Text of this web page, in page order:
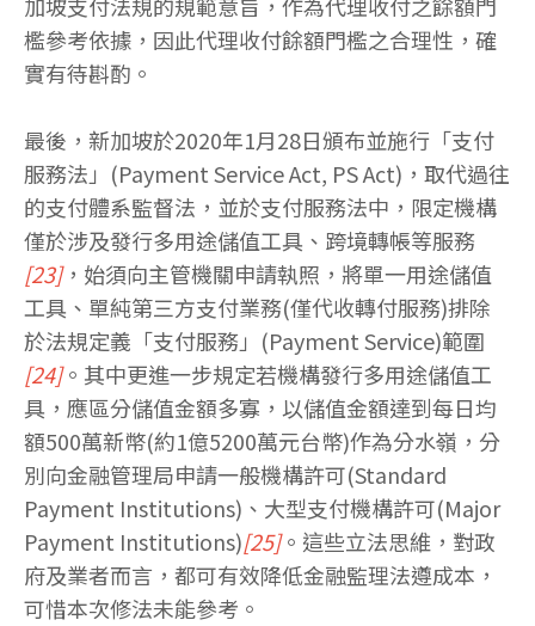
檻參考依據，因此代理收付餘額門檻之合理性，確
實有待斟酌。
最後，新加坡於2020年1月28日頒布並施行「支付
服務法」(Payment Service Act, PS Act)，取代過往
的支付體系監督法，並於支付服務法中，限定機構
僅於涉及發行多用途儲值工具、跨境轉帳等服務
[23]，始須向主管機關申請執照，將單一用途儲值
工具、單純第三方支付業務(僅代收轉付服務)排除
於法規定義「支付服務」(Payment Service)範圍
[24]。其中更進一步規定若機構發行多用途儲值工
具，應區分儲值金額多寡，以儲值金額達到每日均
額500萬新幣(約1億5200萬元台幣)作為分水嶺，分
別向金融管理局申請一般機構許可(Standard
Payment Institutions)、大型支付機構許可(Major
Payment Institutions)[25]。這些立法思維，對政
府及業者而言，都可有效降低金融監理法遵成本，
可惜本次修法未能參考。